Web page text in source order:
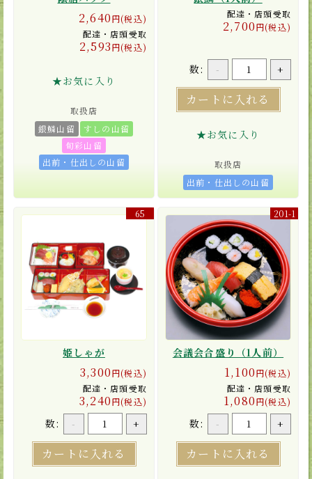
2,640円(税込)
配達・店頭受取
2,593円(税込)
★お気に入り
取扱店
銀鱗山留
すしの山留
旬彩山留
出前・仕出しの山留
配達・店頭受取
2,700円(税込)
数: - +
カートに入れる
★お気に入り
取扱店
出前・仕出しの山留
65
姫しゃが
3,300円(税込)
配達・店頭受取
3,240円(税込)
数: - +
カートに入れる
201-1
会議会合盛り（1人前）
1,100円(税込)
配達・店頭受取
1,080円(税込)
数: - +
カートに入れる